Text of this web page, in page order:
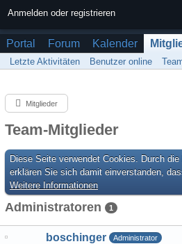
Anmelden oder registrieren
Portal Forum Kalender
Letzte Aktivitäten Benutzer online
Mitglieder
Team-Mitglieder
Diese Seite verwendet Cookies. Durch
erklären Sie sich damit einverstanden,
Weitere Informationen
Administratoren 1
boschinger
Administrator